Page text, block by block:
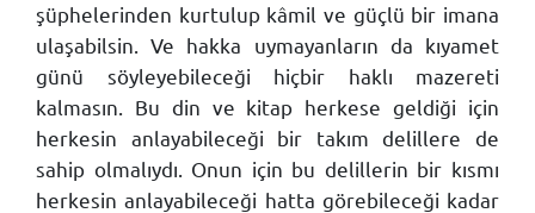
şüphelerinden kurtulup kâmil ve güçlü bir imana
ulaşabilsin. Ve hakka uymayanların da kıyamet
günü söyleyebileceği hiçbir haklı mazereti
kalmasın. Bu din ve kitap herkese geldiği için
herkesin anlayabileceği bir takım delillere de
sahip olmalıydı. Onun için bu delillerin bir kısmı
herkesin anlayabileceği hatta görebileceği kadar